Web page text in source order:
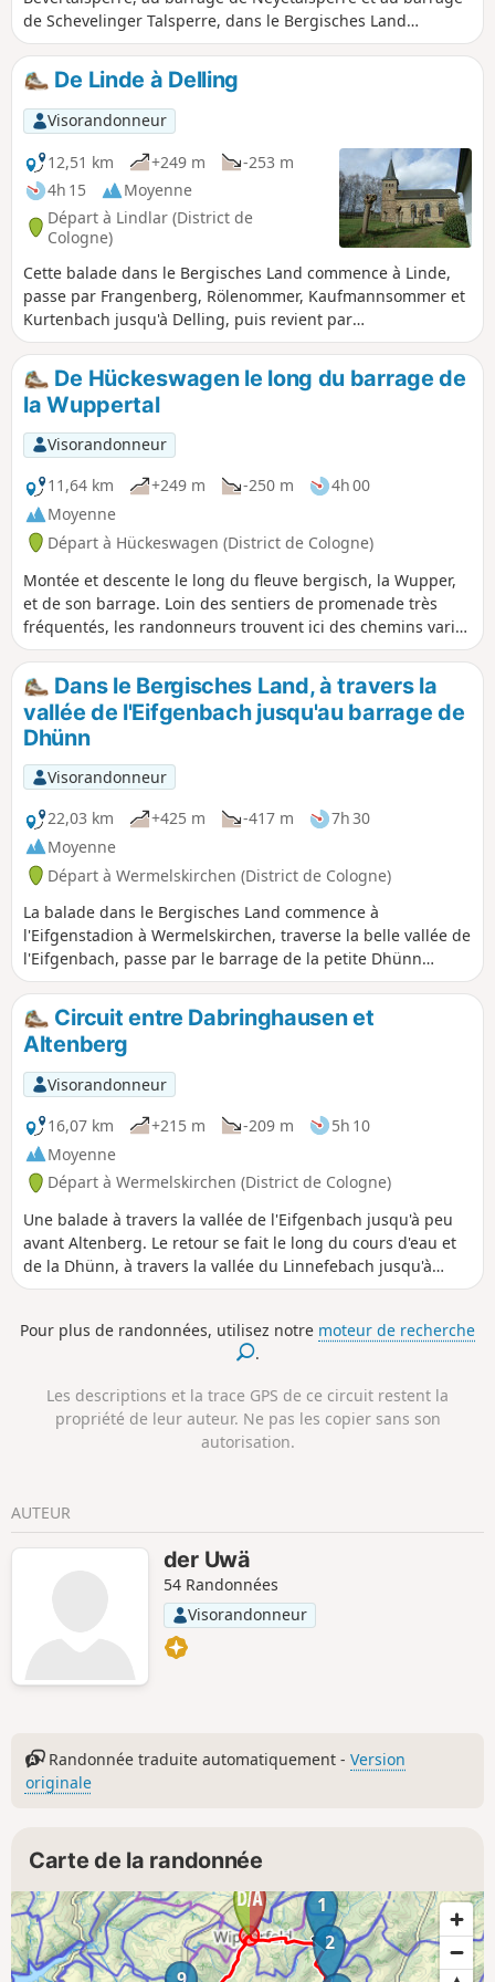
de Schevelinger Talsperre, dans le Bergisches Land
légèrement vallonné. Le Bergisches Land se caractérise par
ses constructions clairsemées avec des maisons à
colombages recouvertes de schiste. Les trois barrages et
l'étang du moulin Wasserfuhr sont reliés entre eux par un
système de galeries et forment ensemble le « Bever-Block ».
Celui-ci sert à contrôler et à acheminer l'excédent d'eau vers
la Wupper en fonction des besoins.
De Linde à Delling
Visorandonneur
12,51 km
+249 m
-253 m
4h 15
Moyenne
Départ à Lindlar (District de
Cologne)
Cette balade dans le Bergisches Land commence à Linde,
passe par Frangenberg, Rölenommer, Kaufmannsommer et
Kurtenbach jusqu'à Delling, puis revient par
Schultheismühle, Olpermühle, Kohlgrube, Bosbach et
Müllersommer jusqu'à Linde.
De Hückeswagen le long du barrage de
la Wuppertal
Visorandonneur
11,64 km
+249 m -250 m
4h 00
Moyenne
Départ à Hückeswagen (District de Cologne)
Montée et descente le long du fleuve bergisch, la Wupper,
et de son barrage. Loin des sentiers de promenade très
fréquentés, les randonneurs trouvent ici des chemins variés
et idylliques. Il y a des chemins confortables le long de la
rive et dans la forêt, ainsi que des sentiers étroits et parfois
escarpés. Les montées et les descentes demandent un peu
de condition physique. Avant ou après la randonnée, ne
manquez pas de faire un tour dans le centre historique de
Hückeswagen avec ses maisons en ardoise et à colombages
typiques de la région bergische Land et son imposant
château comtal.
Dans le Bergisches Land, à travers la
vallée de l'Eifgenbach jusqu'au barrage de
Dhünn
Visorandonneur
22,03 km
+425 m -417 m
7h 30
Moyenne
Départ à Wermelskirchen (District de Cologne)
La balade dans le Bergisches Land commence à
l'Eifgenstadion à Wermelskirchen, traverse la belle vallée de
l'Eifgenbach, passe par le barrage de la petite Dhünn
jusqu'au barrage de la Große Dhünn, puis revient par
Großrostringhausen, Oberpilghausen, passe par Dhünn et
revient au point de départ.
Circuit entre Dabringhausen et
Altenberg
Visorandonneur
16,07 km
+215 m -209 m
5h 10
Moyenne
Départ à Wermelskirchen (District de Cologne)
Une balade à travers la vallée de l'Eifgenbach jusqu'à peu
avant Altenberg. Le retour se fait le long du cours d'eau et
de la Dhünn, à travers la vallée du Linnefebach jusqu'à
Dabringhausen. La vallée de l'Eifgenbach est l'une des plus
Pour plus de randonnées, utilisez notre moteur de recherche
.
Les descriptions et la trace GPS de ce circuit restent la
propriété de leur auteur. Ne pas les copier sans son
autorisation.
AUTEUR
der Uwä
54 Randonnées
Visorandonneur
Randonnée traduite automatiquement -Version
originale
Carte de la randonnée
1
2